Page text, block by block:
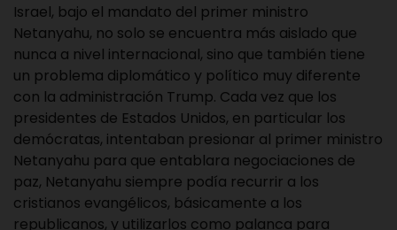
Israel, bajo el mandato del primer ministro
Netanyahu, no solo se encuentra más aislado que
nunca a nivel internacional, sino que también tiene
un problema diplomático y político muy diferente
con la administración Trump. Cada vez que los
presidentes de Estados Unidos, en particular los
demócratas, intentaban presionar al primer ministro
Netanyahu para que entablara negociaciones de
paz, Netanyahu siempre podía recurrir a los
cristianos evangélicos, básicamente a los
republicanos, y utilizarlos como palanca para